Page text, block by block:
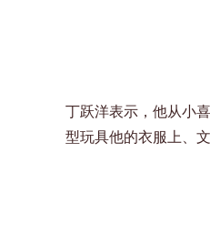
丁跃洋表示，他从小
型玩具他的衣服上、